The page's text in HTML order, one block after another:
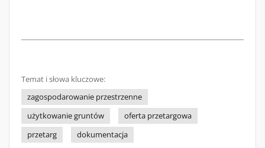
Temat i słowa kluczowe:
zagospodarowanie przestrzenne
użytkowanie gruntów
oferta przetargowa
przetarg
dokumentacja